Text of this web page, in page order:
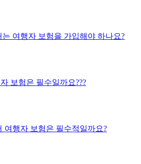
여행자 보험을 가입해야 하나요?
보험은 필수일까요???
여행자 보험은 필수적일까요?